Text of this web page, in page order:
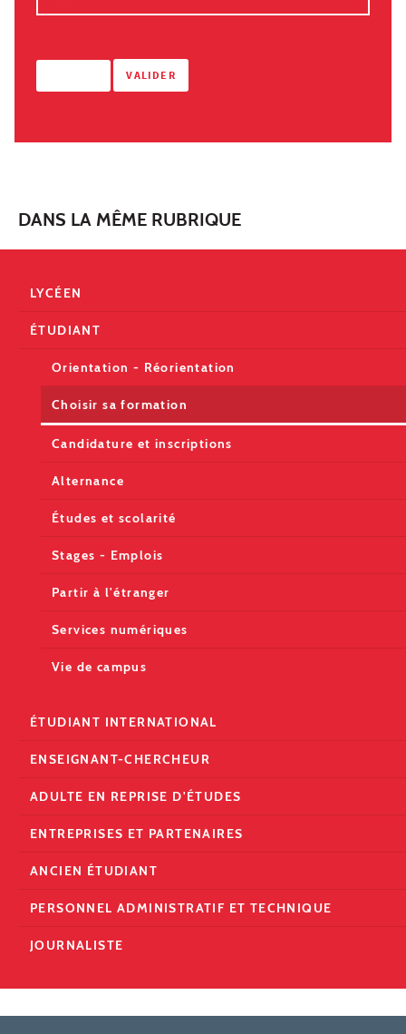
DANS LA MÊME RUBRIQUE
LYCÉEN
ÉTUDIANT
Orientation - Réorientation
Choisir sa formation
Candidature et inscriptions
Alternance
Études et scolarité
Stages - Emplois
Partir à l'étranger
Services numériques
Vie de campus
ÉTUDIANT INTERNATIONAL
ENSEIGNANT-CHERCHEUR
ADULTE EN REPRISE D'ÉTUDES
ENTREPRISES ET PARTENAIRES
ANCIEN ÉTUDIANT
PERSONNEL ADMINISTRATIF ET TECHNIQUE
JOURNALISTE